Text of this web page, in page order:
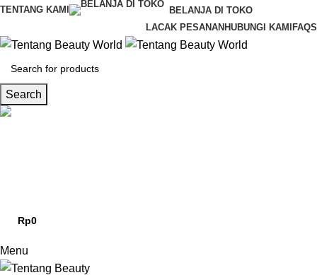
TENTANG KAMI
BELANJA DI TOKO
LACAK PESANAN HUBUNGI KAMI FAQS
Search
Rp0
Menu